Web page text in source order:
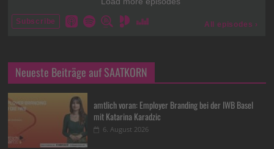
Neueste Beiträge auf SAATKORN
amtlich voran: Employer Branding bei der IWB Basel
mit Katarina Karadzic
6. August 2026